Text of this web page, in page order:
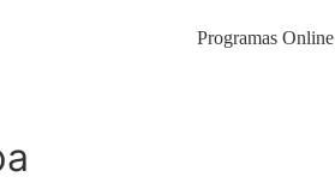
Programas Online